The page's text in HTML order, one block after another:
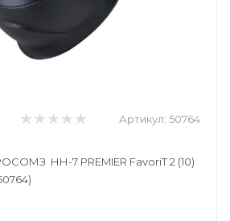
Артикул: 50764
НН-7 PREMIER FavoriT 2 (10)